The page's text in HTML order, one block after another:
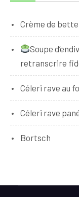
Crème de
Soupe
retranscrire
Céleri rave au
Céleri rave
Bortsch